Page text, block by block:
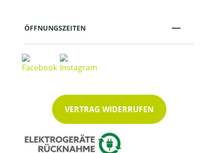
ÖFFNUNGSZEITEN
VERTRAG WIDERRUFEN